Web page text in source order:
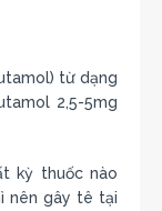
từ dạng
2,5-5mg
kỳ thuốc nào
nên gây tê tại